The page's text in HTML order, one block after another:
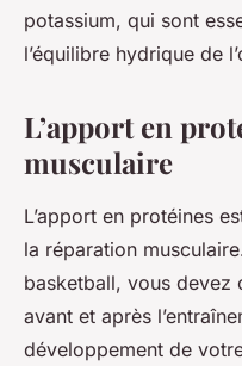
potassium, qui sont
l’équilibre hydrique de
L’apport en
musculaire
L’apport en protéines
la réparation
basketball, vous devez
avant et après
développement de